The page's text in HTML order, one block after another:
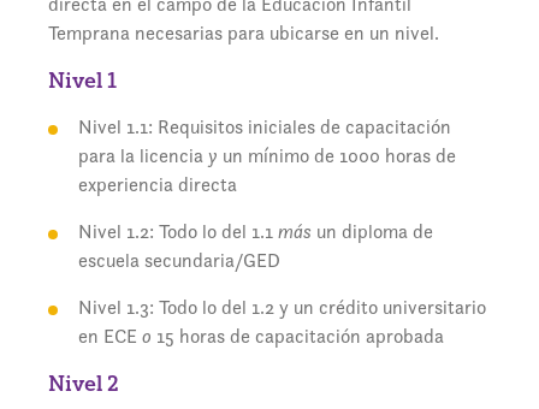
Temprana necesarias para ubicarse en un nivel.
Nivel 1
Nivel 1.1: Requisitos iniciales de capacitación
para la licenciay un mínimo de 1000 horas de
experiencia directa
Nivel 1.2: Todo lo del 1.1más un diploma de
escuela secundaria/GED
Nivel 1.3: Todo lo del 1.2 y un crédito universitario
en ECE o 15 horas de capacitación aprobada
Nivel 2